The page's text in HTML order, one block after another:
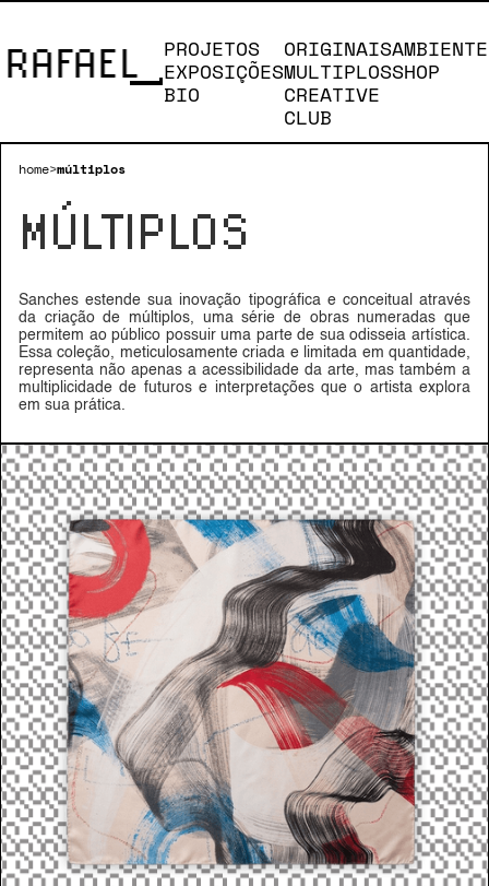
SANCHES RAFAEL
ORIGINAIS
MULTIPLOS
CREATIVESHOP
EXPOSIÇÕES
PROJETOS
BIO
STUDIO
SHOP
PROJETOS
EXPOSIÇÕES
BIO
ORIGINAIS
MULTIPLOS
CREATIVE
CLUB
AMBIENTE
SHOP
home>múltiplos
MÚLTIPLOS
Sanches estende sua inovação tipográfica e conceitual através
da criação de múltiplos, uma série de obras numeradas que
permitem ao público possuir uma parte de sua odisseia artística.
Essa coleção, meticulosamente criada e limitada em quantidade,
representa não apenas a acessibilidade da arte, mas também a
multiplicidade de futuros e interpretações que o artista explora
em sua prática.